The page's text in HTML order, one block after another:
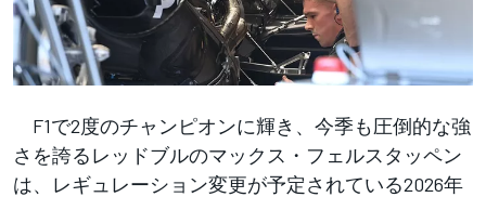
F1で2度のチャンピオンに輝き、今季も圧倒的な強
さを誇るレッドブルのマックス・フェルスタッペン
は、レギュレーション変更が予定されている2026年